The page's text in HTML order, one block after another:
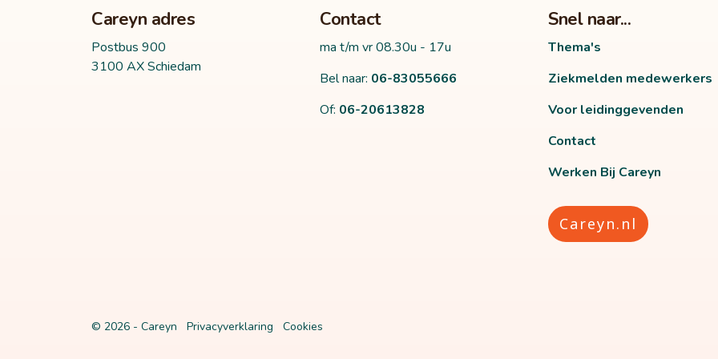
Careyn adres
Postbus 900
3100 AX Schiedam
Contact
ma t/m vr 08.30u - 17u
Bel naar: 06-83055666
Of: 06-20613828
Snel naar...
Thema's
Ziekmelden medewerkers
Voor leidinggevenden
Contact
Werken Bij Careyn
Careyn.nl
© 2026 - Careyn Privacyverklaring Cookies